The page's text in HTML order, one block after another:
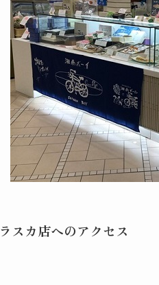
ラスカ店へのアクセス